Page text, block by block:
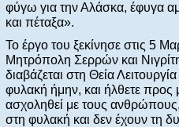
φύγω για την Αλάσκα, έφυγα
και πέταξα».
Το έργο του ξεκίνησε στις 5
Μητρόπολη Σερρών και
διαβάζεται στη Θεία
φυλακή ήμην, και ήλθετε
ασχοληθεί με τους
στη φυλακή και δεν έχουν τη